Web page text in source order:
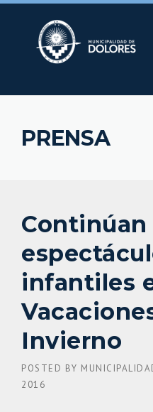
Skip
PRENSA
Continúan
infantiles
Invierno
POSTED BY
2016